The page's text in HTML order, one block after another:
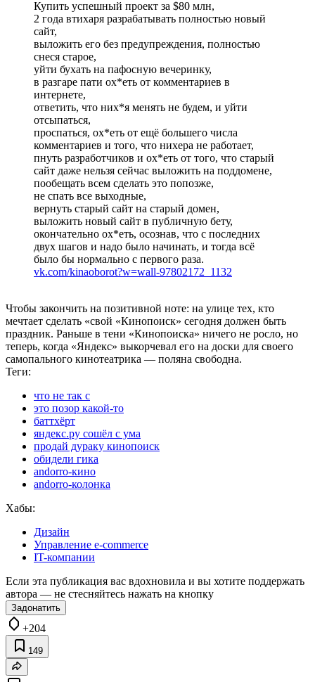
Купить успешный проект за $80 млн,
2 года втихаря разрабатывать полностью новый
сайт,
выложить его без предупреждения, полностью
снеся старое,
уйти бухать на пафосную вечеринку,
в разгаре пати ох*еть от комментариев в
интернете,
ответить, что них*я менять не будем, и уйти
отсыпаться,
проспаться, ох*еть от ещё большего числа
комментариев и того, что нихера не работает,
пнуть разработчиков и ох*еть от того, что старый
сайт даже нельзя сейчас выложить на поддомене,
пообещать всем сделать это попозже,
не спать все выходные,
вернуть старый сайт на старый домен,
выложить новый сайт в публичную бету,
окончательно ох*еть, осознав, что с последних
двух шагов и надо было начинать, и тогда всё
было бы нормально с первого раза.
vk.com/kinaoborot?w=wall-97802172_1132
Чтобы закончить на позитивной ноте: на улице тех, кто
мечтает сделать «свой «Кинопоиск» сегодня должен быть
праздник. Раньше в тени «Кинопоиска» ничего не росло, но
теперь, когда «Яндекс» выкорчевал его на доски для своего
самопального кинотеатрика — поляна свободна.
Теги:
что не так с
это позор какой-то
баттхёрт
яндекс.ру сошёл с ума
продай дураку кинопоиск
обидели гика
andorro-кино
andorro-колонка
Хабы:
Дизайн
Управление e-commerce
IT-компании
Если эта публикация вас вдохновила и вы хотите поддержать
автора — не стесняйтесь нажать на кнопку
Задонатить
+204
149